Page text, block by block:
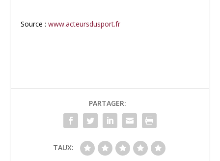
Source :www.acteursdusport.fr
PARTAGER:
TAUX: